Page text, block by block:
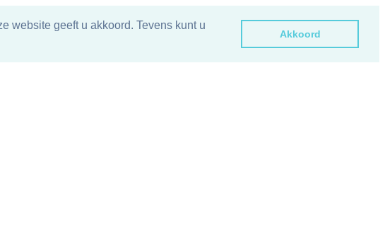
website geeft u akkoord. Tevens kunt u
Akkoord